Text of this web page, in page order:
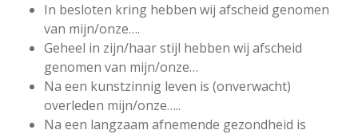
In besloten kring hebben wij afscheid genomen
van mijn/onze….
Geheel in zijn/haar stijl hebben wij afscheid
genomen van mijn/onze…
Na een kunstzinnig leven is (onverwacht)
overleden mijn/onze…..
Na een langzaam afnemende gezondheid is